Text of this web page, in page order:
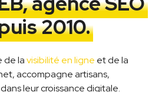
2010.
de lavisibilité en ligne et de la
accompagne artisans,
leur croissance digitale.